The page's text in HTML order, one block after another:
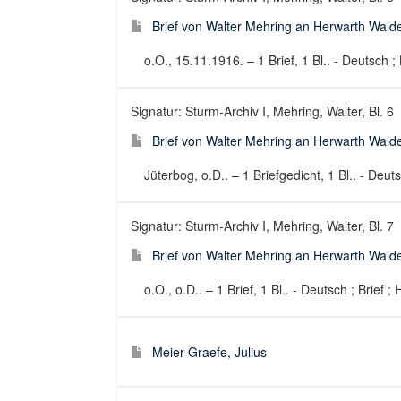
Brief von Walter Mehring an Herwarth
o.O., 15.11.1916. – 1 Brief, 1 Bl.. - Deutsch ;
Signatur: Sturm-Archiv I, Mehring, Walter, Bl. 6
Brief von Walter Mehring an Herwarth
Jüterbog, o.D.. – 1 Briefgedicht, 1 Bl.. -
Signatur: Sturm-Archiv I, Mehring, Walter, Bl. 7
Brief von Walter Mehring an Herwarth
o.O., o.D.. – 1 Brief, 1 Bl.. - Deutsch ; Brief ;
Meier-Graefe, Julius